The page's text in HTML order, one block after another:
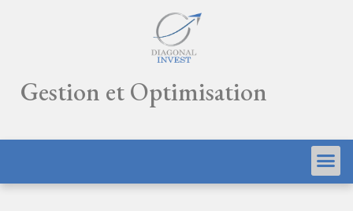
Gestion et Optimisation